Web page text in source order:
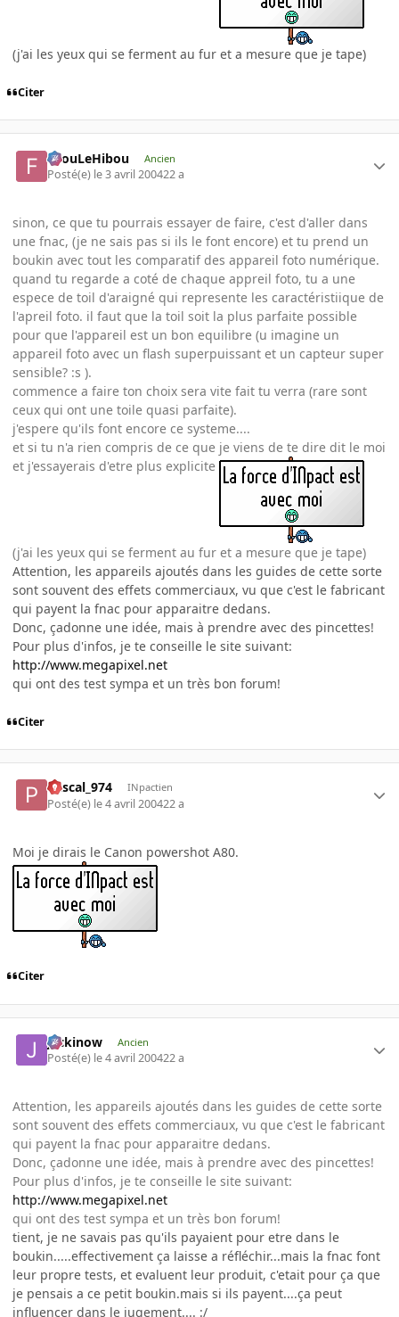
(j'ai les yeux qui se ferment au fur et a mesure que je tape)
Citer
FilouLeHibou Ancien
Posté(e) le 3 avril 200422 a
sinon, ce que tu pourrais essayer de faire, c'est d'aller dans
une fnac, (je ne sais pas si ils le font encore) et tu prend un
boukin avec tout les comparatif des appareil foto numérique.
quand tu regarde a coté de chaque appreil foto, tu a une
espece de toil d'araigné qui represente les caractéristiique de
l'apreil foto. il faut que la toil soit la plus parfaite possible
pour que l'appareil est un bon equilibre (u imagine un
appareil foto avec un flash superpuissant et un capteur super
sensible? :s ).
commence a faire ton choix sera vite fait tu verra (rare sont
ceux qui ont une toile quasi parfaite).
j'espere qu'ils font encore ce systeme....
et si tu n'a rien compris de ce que je viens de te dire dit le moi
et j'essayerais d'etre plus explicite
(j'ai les yeux qui se ferment au fur et a mesure que je tape)
Attention, les appareils ajoutés dans les guides de cette sorte
sont souvent des effets commerciaux, vu que c'est le fabricant
qui payent la fnac pour apparaitre dedans.
Donc, çadonne une idée, mais à prendre avec des pincettes!
Pour plus d'infos, je te conseille le site suivant:
http://www.megapixel.net
qui ont des test sympa et un très bon forum!
Citer
Pascal_974 INpactien
Posté(e) le 4 avril 200422 a
Moi je dirais le Canon powershot A80.
Citer
jackinow Ancien
Posté(e) le 4 avril 200422 a
Attention, les appareils ajoutés dans les guides de cette sorte
sont souvent des effets commerciaux, vu que c'est le fabricant
qui payent la fnac pour apparaitre dedans.
Donc, çadonne une idée, mais à prendre avec des pincettes!
Pour plus d'infos, je te conseille le site suivant:
http://www.megapixel.net
qui ont des test sympa et un très bon forum!
tient, je ne savais pas qu'ils payaient pour etre dans le
boukin.....effectivement ça laisse a réfléchir...mais la fnac font
leur propre tests, et evaluent leur produit, c'etait pour ça que
je pensais a ce petit boukin.mais si ils payent....ça peut
influencer dans le jugement.... :/